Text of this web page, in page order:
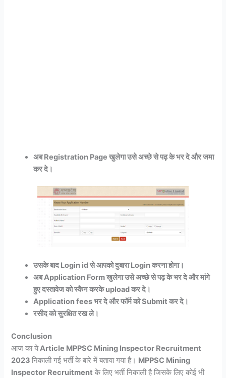
अब Registration Page खुलेगा उसे अच्छे से पढ़ के भर दे और जमा
कर दे।
उसके बाद Login id से आपको दुबारा Login करना होगा।
अब Application Form खुलेगा उसे अच्छे से पढ़ के भर दे और मांगे
हुए दस्तावेज को स्कैन करके upload कर दे।
Application fees भर दे और फॉर्म को Submit कर दे।
रसीद को सुरक्षित रख ले।
Conclusion
आज का येArticle MPPSC Mining Inspector Recruitment
2023निकाली गई भर्ती के बारे में बताया गया है। MPPSC Mining
Inspector Recruitment के लिए भर्ती निकाली है जिसके लिए कोई भी